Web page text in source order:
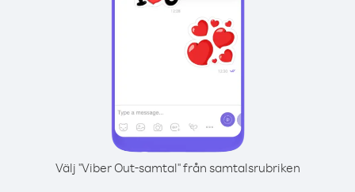
Välj "Viber Out-samtal" från samtalsrubriken